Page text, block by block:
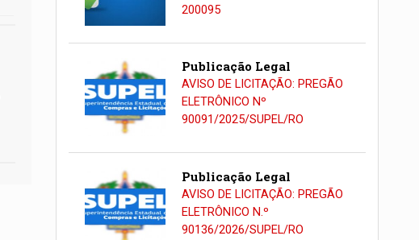
200095
Publicação Legal
AVISO DE LICITAÇÃO: PREGÃO
ELETRÔNICO Nº
90091/2025/SUPEL/RO
Publicação Legal
AVISO DE LICITAÇÃO: PREGÃO
ELETRÔNICO N.º
90136/2026/SUPEL/RO